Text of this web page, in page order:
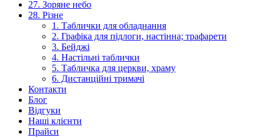
27. Зоряне небо
28. Різне
1. Таблички для обладнання
2. Графіка для підлоги, настінна; трафарети
3. Бейджі
4. Настільні таблички
5. Табличка для церкви, храму
6. Дистанційні тримачі
Контакти
Блог
Відгуки
Наші клієнти
Прайси